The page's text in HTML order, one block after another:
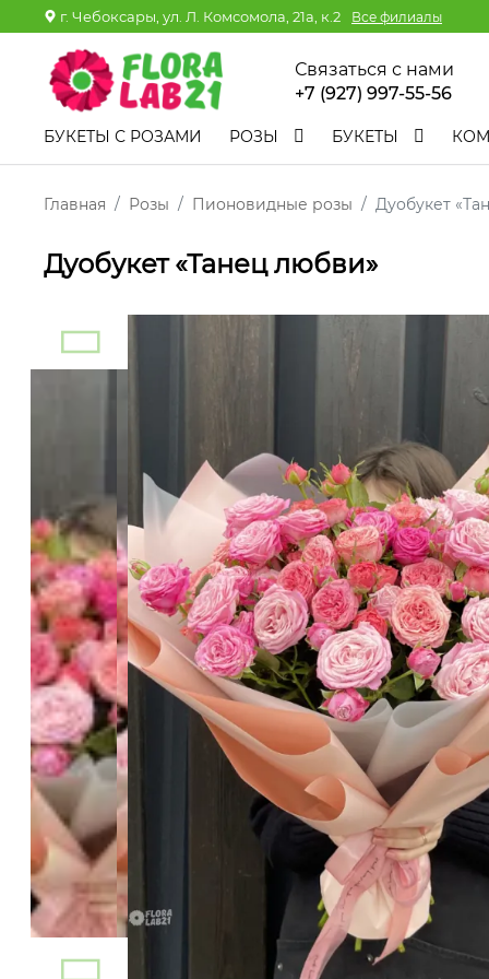
г. Чебоксары, ул. Л. Комсомола, 21а, к.2 Все филиалы
Связаться с нами
+7 (927) 997-55-56
БУКЕТЫ С РОЗАМИ РОЗЫ БУКЕТЫ
Главная Розы Пионовидные розы Дуобукет
Дуобукет «Танец любви»